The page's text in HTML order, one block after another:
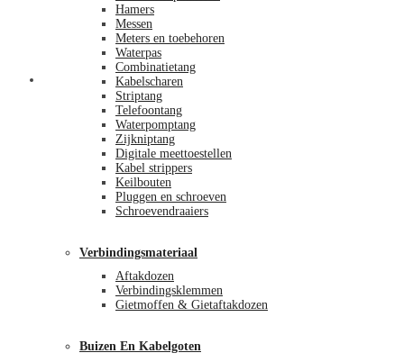
Hamers
Messen
Meters en toebehoren
Waterpas
Combinatietang
Kabelscharen
Striptang
Telefoontang
Waterpomptang
Zijkniptang
Digitale meettoestellen
Kabel strippers
Keilbouten
Pluggen en schroeven
Schroevendraaiers
Verbindingsmateriaal
Aftakdozen
Verbindingsklemmen
Gietmoffen & Gietaftakdozen
Buizen En Kabelgoten